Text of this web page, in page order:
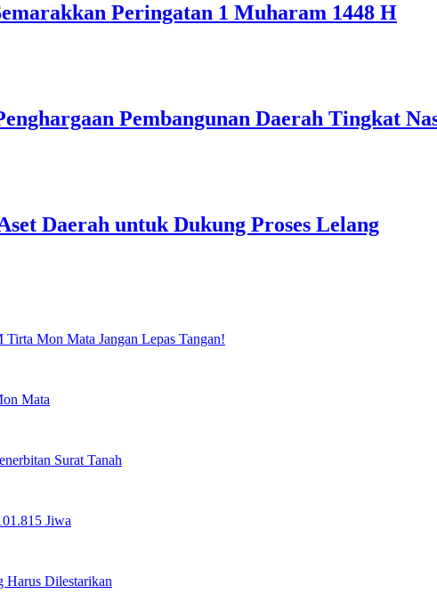
Peringatan 1 Muharam 1448 H
Pembangunan Daerah Tingkat
Daerah untuk Dukung Proses Lelang
Mon Mata Jangan Lepas Tangan!
Mata
Surat Tanah
Jiwa
Harus Dilestarikan